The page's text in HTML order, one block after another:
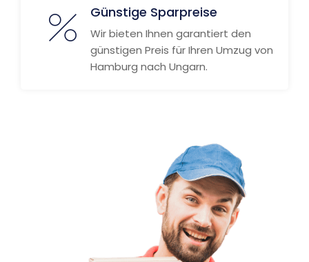
Günstige Sparpreise
Wir bieten Ihnen garantiert den
günstigen Preis für Ihren Umzug von
Hamburg nach Ungarn.